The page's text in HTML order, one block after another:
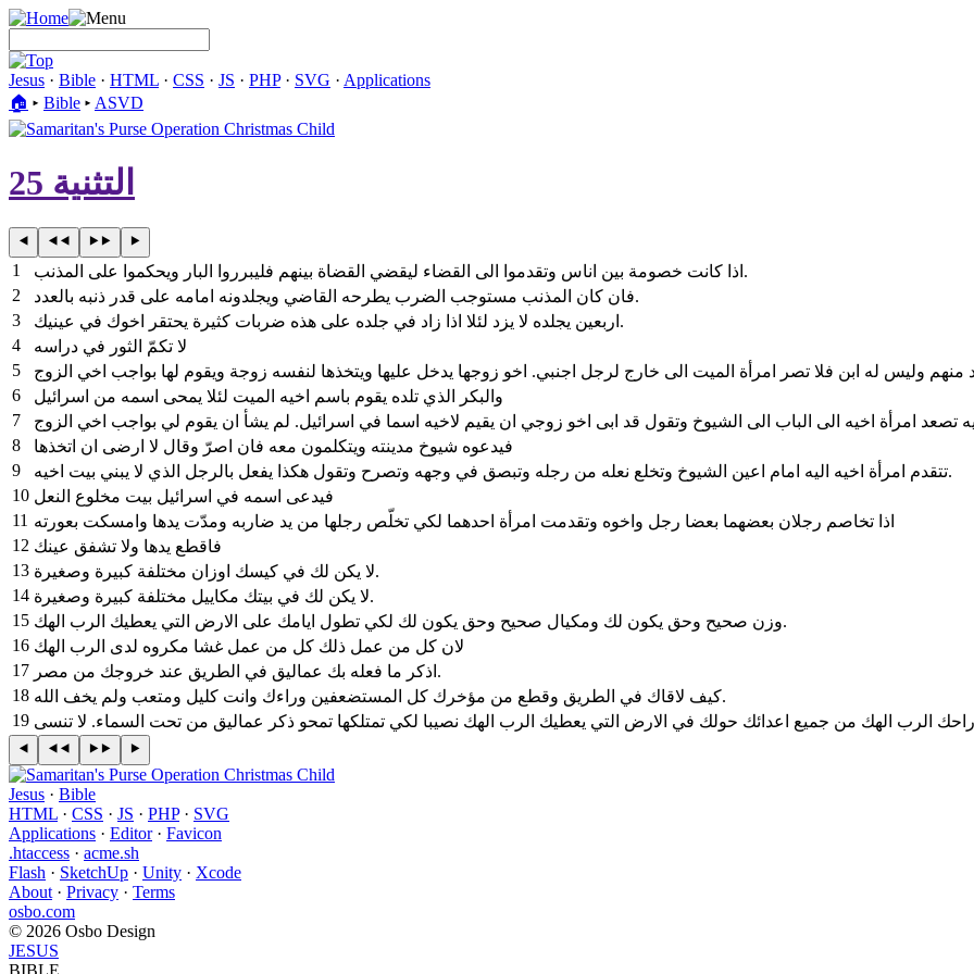
Jesus · Bible · HTML · CSS · JS · PHP· SVG · Applications
🏠︎ ▸ Bible ▸ ASVD
التثنية 25
1
اذا كانت خصومة بين اناس وتقدموا الى القضاء ليقضي القضاة بينهم فليبرروا البار ويحكموا على المذنب.
2
فان كان المذنب مستوجب الضرب يطرحه القاضي ويجلدونه امامه على قدر ذنبه بالعدد.
3
اربعين يجلده لا يزد لئلا اذا زاد في جلده على هذه ضربات كثيرة يحتقر اخوك في عينيك.
4
لا تكمّ الثور في دراسه
5
6
والبكر الذي تلده يقوم باسم اخيه الميت لئلا يمحى اسمه من اسرائيل
7
8
فيدعوه شيوخ مدينته ويتكلمون معه فان اصرّ وقال لا ارضى ان اتخذها
9
تتقدم امرأة اخيه اليه امام اعين الشيوخ وتخلع نعله من رجله وتبصق في وجهه وتصرح وتقول هكذا يفعل بالرجل الذي لا يبني بيت اخيه.
10 فيدعى اسمه في اسرائيل بيت مخلوع النعل
11 اذا تخاصم رجلان بعضهما بعضا رجل واخوه وتقدمت امرأة احدهما لكي تخلّص رجلها من يد ضاربه ومدّت يدها وامسكت بعورته
12 فاقطع يدها ولا تشفق عينك
13
لا يكن لك في كيسك اوزان مختلفة كبيرة وصغيرة.
14
لا يكن لك في بيتك مكاييل مختلفة كبيرة وصغيرة.
15
وزن صحيح وحق يكون لك ومكيال صحيح وحق يكون لك لكي تطول ايامك على الارض التي يعطيك الرب الهك.
16 لان كل من عمل ذلك كل من عمل غشا مكروه لدى الرب الهك
17
اذكر ما فعله بك عماليق في الطريق عند خروجك من مصر.
18
كيف لاقاك في الطريق وقطع من مؤخرك كل المستضعفين وراءك وانت كليل ومتعب ولم يخف الله.
19 الرب الهك من جميع اعدائك حولك في الارض التي يعطيك الرب الهك نصيبا لكي تمتلكها تمحو ذكر عماليق من تحت السماء. لا تنسى
Jesus · Bible
HTML · CSS · JS · PHP· SVG
Applications · Editor· Favicon
.htaccess · acme.sh
Flash · SketchUp · Unity · Xcode
About · Privacy · Terms
osbo.com
© 2026 Osbo Design
JESUS
BIBLE